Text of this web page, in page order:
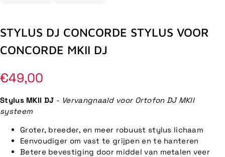
STYLUS DJ CONCORDE STYLUS VOOR
CONCORDE MKII DJ
Normale
prijs
€49,00
Stylus MKII DJ - Vervangnaald voor Ortofon DJ MKII
systeem
Groter, breeder, en meer robuust stylus lichaam
Eenvoudiger om vast te grijpen en te hanteren
Betere bevestiging door middel van metalen veer